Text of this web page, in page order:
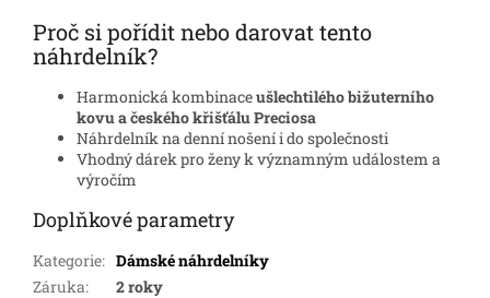
Proč si pořídit nebo darovat tento
náhrdelník?
Harmonická kombinaceušlechtilého bižuterního
kovu a českého křišťálu Preciosa
Náhrdelník na denní nošení i do společnosti
Vhodný dárek pro ženy k významným událostem a
výročím
Doplňkové parametry
Kategorie: Dámské náhrdelníky
Záruka:
2 roky